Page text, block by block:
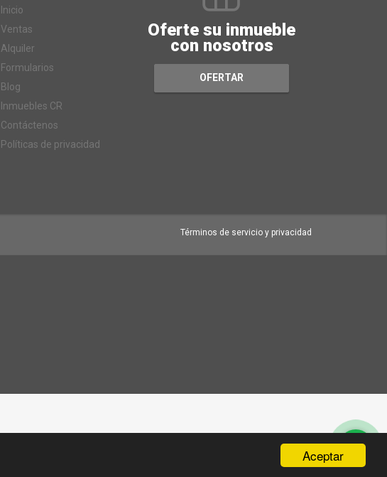
Aceptar
Inicio
Ventas
Alquiler
Formularios
Blog
Inmuebles CR
Contáctenos
Políticas de privacidad
Oferte su inmueble
con nosotros
OFERTAR
Términos de servicio y privacidad